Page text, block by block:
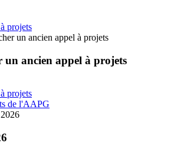
projets
un ancien appel à projets
un ancien appel à projets
projets
de l'AAPG